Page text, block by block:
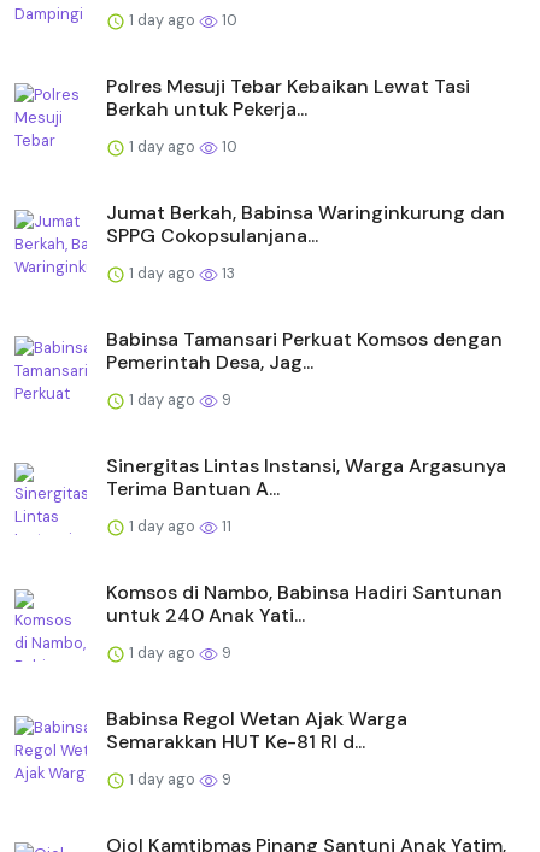
1 day ago 10
Polres Mesuji Tebar Kebaikan Lewat Tasi
Berkah untuk Pekerja...
1 day ago 10
Jumat Berkah, Babinsa Waringinkurung dan
SPPG Cokopsulanjana...
1 day ago 13
Babinsa Tamansari Perkuat Komsos dengan
Pemerintah Desa, Jag...
1 day ago 9
Sinergitas Lintas Instansi, Warga Argasunya
Terima Bantuan A...
1 day ago 11
Komsos di Nambo, Babinsa Hadiri Santunan
untuk 240 Anak Yati...
1 day ago 9
Babinsa Regol Wetan Ajak Warga
Semarakkan HUT Ke-81 RI d...
1 day ago 9
Ojol Kamtibmas Pinang Santuni Anak Yatim,